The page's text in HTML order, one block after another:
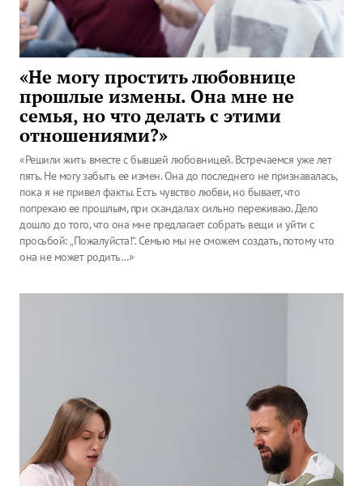
«Не могу простить любовнице
прошлые измены. Она мне не
семья, но что делать с этими
отношениями?»
«Решили жить вместе с бывшей любовницей. Встречаемся уже лет
пять. Не могу забыть ее измен. Она до последнего не признавалась,
пока я не привел факты. Есть чувство любви, но бывает, что
попрекаю ее прошлым, при скандалах сильно переживаю. Дело
дошло до того, что она мне предлагает собрать вещи и уйти с
просьбой: „Пожалуйста!“. Семью мы не сможем создать, потому что
она не может родить…»